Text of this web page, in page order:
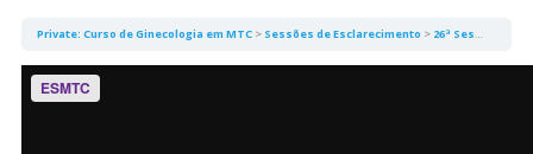
Private: Curso de Ginecologia em MTC Sessões de Esclarecimento 26ª Sessões de Esclarecimento